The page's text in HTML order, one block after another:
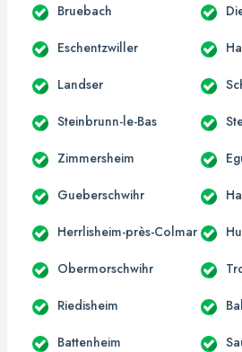
Bruebach
Eschentzwiller
Landser
Steinbrunn-le-Bas
Zimmersheim
Gueberschwihr
Herrlisheim-près-Colmar
Obermorschwihr
Riedisheim
Battenheim